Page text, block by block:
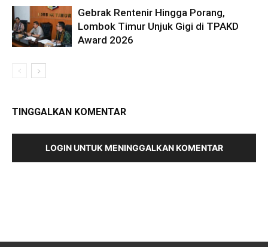
Gebrak Rentenir Hingga Porang,
Lombok Timur Unjuk Gigi di TPAKD
Award 2026
TINGGALKAN KOMENTAR
LOGIN UNTUK MENINGGALKAN KOMENTAR